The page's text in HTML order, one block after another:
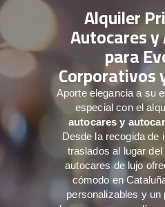
Alquiler
Autocares
para
Corporativos
Aporte elegancia a su
especial con el
autocares y
Desde la recogida de
traslados al lugar
autocares de lujo
cómodo en
personalizables y un